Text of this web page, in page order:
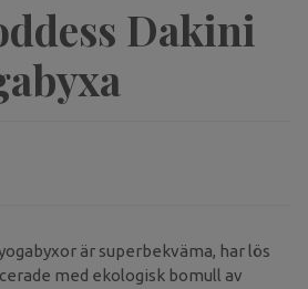
Dakini
är superbekväma, har lös
med ekologisk bomull av